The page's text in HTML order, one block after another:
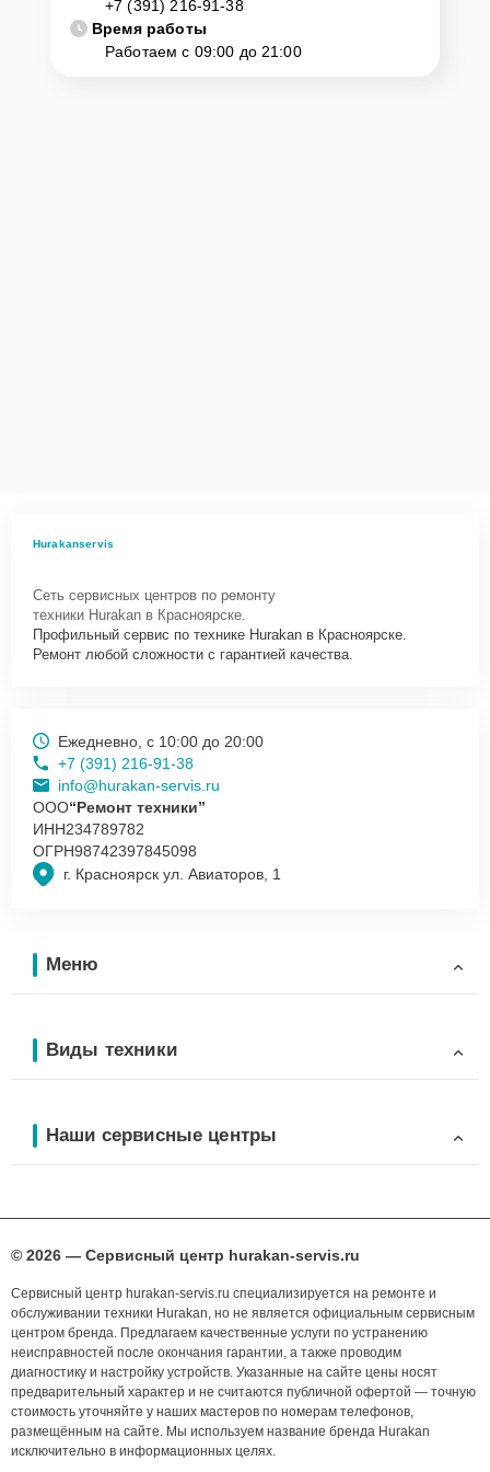
крупногабаритной техники, он может заказать курьерскую
доставку или услугу выезда мастера. Специалист приедет в
удобное место и время, проведет тщательную диагностику и при
Для запуска процесса ремонта слайсера Hurakan HKN-HM300
проконсультируют по всем необходимым вопросам, запишут на
диагностику, подскажут с вариантами курьерской доставки или
оформят выезд мастера в удобное время и место.
+7 (391) 216-91-38
Время работы
Работаем с 09:00 до 21:00
Hurakanservis
Сеть сервисных центров по ремонту
техники Hurakan в Красноярске.
Профильный сервис по технике Hurakan в Красноярске.
Ремонт любой сложности с гарантией качества.
г. Красноярск ул. Авиаторов, 1
Ежедневно, с 10:00 до 20:00
+7 (391) 216-91-38
info@hurakan-servis.ru
ООО“Ремонт техники”
ИНН234789782
ОГРН98742397845098
Меню
Виды техники
Наши сервисные центры
© 2026 — Сервисный центр hurakan-servis.ru
Сервисный центр hurakan-servis.ru специализируется на ремонте и
обслуживании техники Hurakan, но не является официальным сервисным
центром бренда. Предлагаем качественные услуги по устранению
неисправностей после окончания гарантии, а также проводим
диагностику и настройку устройств. Указанные на сайте цены носят
предварительный характер и не считаются публичной офертой — точную
стоимость уточняйте у наших мастеров по номерам телефонов,
размещённым на сайте. Мы используем название бренда Hurakan
исключительно в информационных целях.